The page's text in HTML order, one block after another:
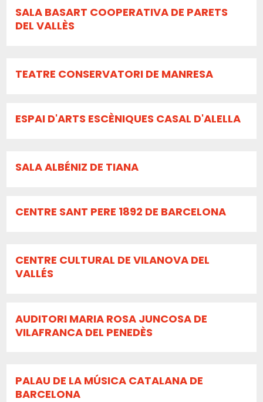
SALA BASART COOPERATIVA DE PARETS
DEL VALLÈS
TEATRE CONSERVATORI DE MANRESA
ESPAI D'ARTS ESCÈNIQUES CASAL D'ALELLA
SALA ALBÉNIZ DE TIANA
CENTRE SANT PERE 1892 DE BARCELONA
CENTRE CULTURAL DE VILANOVA DEL
VALLÉS
AUDITORI MARIA ROSA JUNCOSA DE
VILAFRANCA DEL PENEDÈS
PALAU DE LA MÚSICA CATALANA DE
BARCELONA